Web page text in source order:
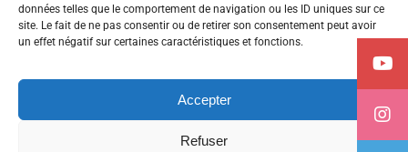
données telles que le comportement de navigation ou les ID uniques sur ce
site. Le fait de ne pas consentir ou de retirer son consentement peut avoir
un effet négatif sur certaines caractéristiques et fonctions.
Accepter
Refuser
Avis relatif à la protection des renseignements personnels